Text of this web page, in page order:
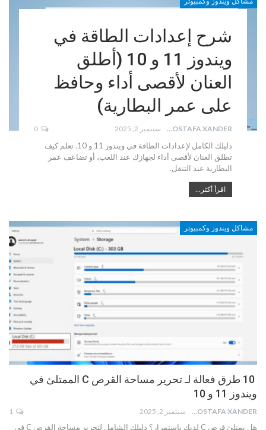
شرح إعدادات الطاقة في
ويندوز 11 و 10 (أطلق
العنان لأقصى أداء وحافظ
على عمر البطارية)
MOSTAFA XANDER سبتمبر 2, 2025 0
دليلك الكامل لإعدادات الطاقة في ويندوز 11 و 10. تعلم كيف
تطلق العنان لأقصى أداء لجهازك عند اللعب، أو تضاعف عمر
البطارية عند التنقل.
اقرأ أكثر...
مشاكل ويندوز وكمبيوتر
10 طرق فعالة لـ تحرير مساحة القرص C الممتلئ في
ويندوز 11 و 10
MOSTAFA XANDER سبتمبر 2, 2025
هل يمتلئ قرص C لديك باستمرار؟ دليلك الشامل لتحرير مساحة القرص C في